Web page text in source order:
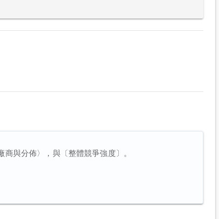
與分佈〉，與〔整體競爭強度〕。